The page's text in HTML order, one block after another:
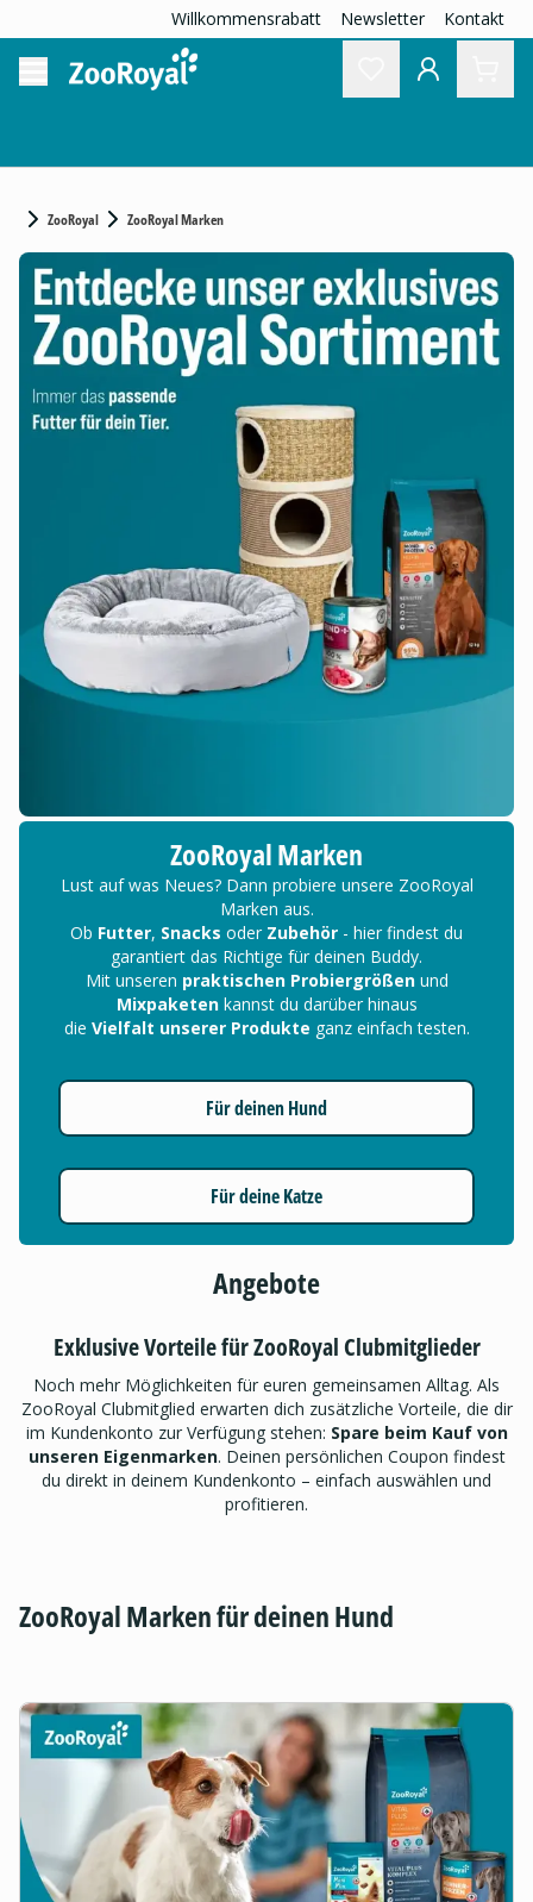
Willkommensrabatt Newsletter Kontakt
ZooRoyal ZooRoyal Marken
ZooRoyal Marken
Lust auf was Neues? Dann probiere unsere ZooRoyal
Marken aus.
Ob Futter, Snacks oder Zubehör - hier findest du
garantiert das Richtige für deinen Buddy.
Mit unseren praktischen Probiergrößenund
Mixpaketen kannst du darüber hinaus
die Vielfalt unserer Produkte ganz einfach testen.
Für deinen Hund
Für deine Katze
Angebote
Exklusive Vorteile für ZooRoyal Clubmitglieder
Noch mehr Möglichkeiten für euren gemeinsamen Alltag. Als
ZooRoyal Clubmitglied erwarten dich zusätzliche Vorteile, die dir
im Kundenkonto zur Verfügung stehen: Spare beim Kauf von
unseren Eigenmarken. Deinen persönlichen Coupon findest
du direkt in deinem Kundenkonto – einfach auswählen und
profitieren.
ZooRoyal Marken für deinen Hund